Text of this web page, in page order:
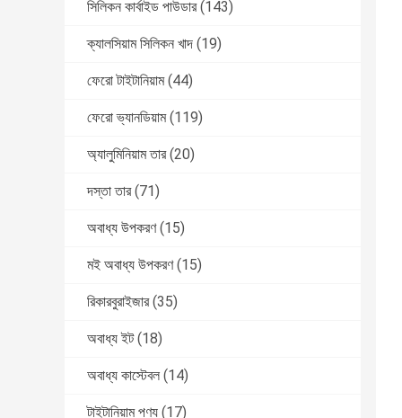
সিলিকন কার্বাইড পাউডার (143)
ক্যালসিয়াম সিলিকন খাদ (19)
ফেরো টাইটানিয়াম (44)
ফেরো ভ্যানডিয়াম (119)
অ্যালুমিনিয়াম তার (20)
দস্তা তার (71)
অবাধ্য উপকরণ (15)
মই অবাধ্য উপকরণ (15)
রিকারবুরাইজার (35)
অবাধ্য ইট (18)
অবাধ্য কাস্টেবল (14)
টাইটানিয়াম পণ্য (17)